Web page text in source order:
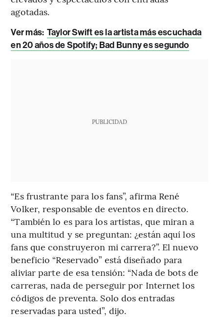
agotadas.
Ver más: Taylor Swift es la artista más escuchada
en 20 años de Spotify; Bad Bunny es segundo
PUBLICIDAD
“Es frustrante para los fans”, afirma René
Volker, responsable de eventos en directo.
“También lo es para los artistas, que miran a
una multitud y se preguntan: ¿están aquí los
fans que construyeron mi carrera?”. El nuevo
beneficio “Reservado” está diseñado para
aliviar parte de esa tensión: “Nada de bots de
carreras, nada de perseguir por Internet los
códigos de preventa. Solo dos entradas
reservadas para usted”, dijo.